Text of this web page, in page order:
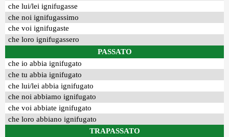
che lui/lei ignifugasse
che noi ignifugassimo
che voi ignifugaste
che loro ignifugassero
PASSATO
che io abbia ignifugato
che tu abbia ignifugato
che lui/lei abbia ignifugato
che noi abbiamo ignifugato
che voi abbiate ignifugato
che loro abbiano ignifugato
TRAPASSATO